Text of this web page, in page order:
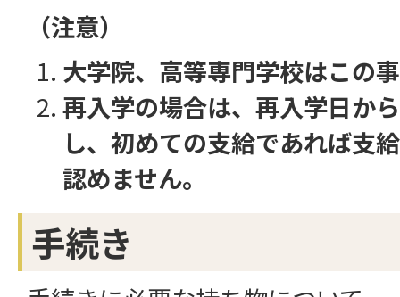
（注意）
大学院、高等専門学校はこの
再入学の場合は、再入学日か
し、初めての支給であれば支
認めません。
手続き